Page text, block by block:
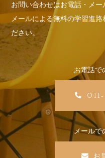
お問い合わせはお電話・メー
メールによる無料の学習進
ださい。
お電話で
メールで